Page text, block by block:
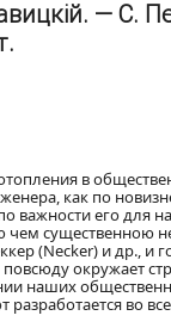
— С.
в
как по
важности его
чем существенною
(Necker) и др.,
окружает
наших
во